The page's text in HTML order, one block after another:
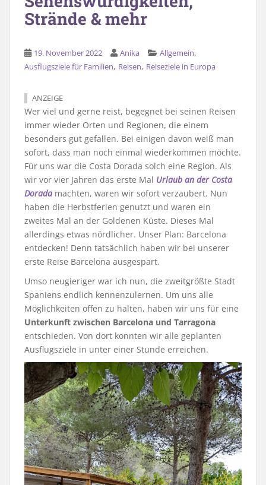
Strände & mehr
19. November 2022 Anika Allgemein,
Ausflugsziele für Familien, Reisen, Reiseziele in Europa
ANZEIGE
Wer viel und gerne reist, begegnet bei seinen Reisen
immer wieder Orten und Regionen, die einem
besonders gut gefallen. Bei einigen davon weiß man
sofort, dass man noch einmal wiederkommen möchte.
Für uns war die Costa Dorada solch eine Region. Als
wir vor vier Jahren das erste Mal Urlaub an der Costa
Dorada machten, waren wir sofort verzaubert. Nun
haben die Herbstferien genutzt und waren ein
zweites Mal an der Goldenen Küste. Dieses Mal
allerdings etwas nördlicher. Unser Plan: Barcelona
entdecken! Denn tatsächlich haben wir bei unserer
erste Reise Barcelona ausgespart.
Umso neugieriger war ich nun, die zweitgrößte Stadt
Spaniens endlich kennenzulernen. Um uns alle
Möglichkeiten offen zu halten, haben wir uns für eine
Unterkunft zwischen Barcelona und Tarragona
entschieden. Von dort konnten wir alle geplanten
Ausflugsziele in unter einer Stunde erreichen.